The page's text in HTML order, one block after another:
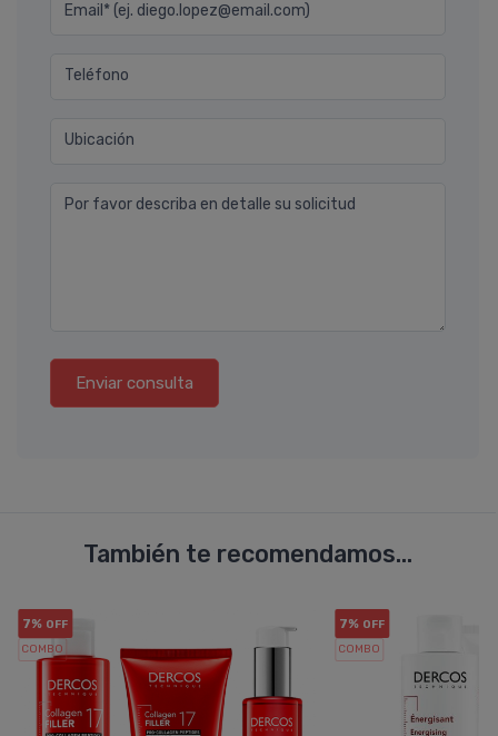
Email* (ej. diego.lopez@email.com)
Teléfono
Ubicación
Por favor describa en detalle su solicitud
Enviar consulta
También te recomendamos...
7% OFF
COMBO
7% OFF
COMBO